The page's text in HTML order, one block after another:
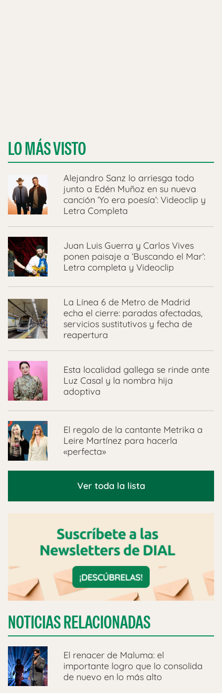
LO MÁS VISTO
Alejandro Sanz lo arriesga todo
junto a Edén Muñoz en su nueva
canción ‘Yo era poesía’: Videoclip y
Letra Completa
Juan Luis Guerra y Carlos Vives
ponen paisaje a ‘Buscando el Mar’:
Letra completa y Videoclip
La Línea 6 de Metro de Madrid
echa el cierre: paradas afectadas,
servicios sustitutivos y fecha de
reapertura
Esta localidad gallega se rinde ante
Luz Casal y la nombra hija
adoptiva
El regalo de la cantante Metrika a
Leire Martínez para hacerla
«perfecta»
Ver toda la lista
NOTICIAS RELACIONADAS
El renacer de Maluma: el
importante logro que lo consolida
de nuevo en lo más alto